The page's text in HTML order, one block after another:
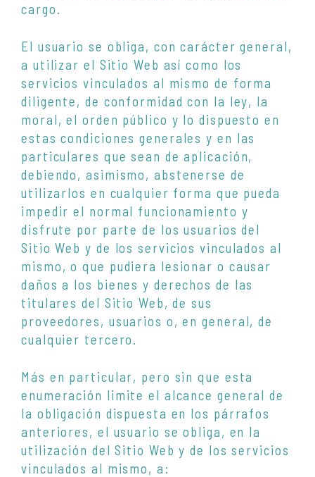
cargo.
El usuario se obliga, con carácter general,
a utilizar el Sitio Web así como los
servicios vinculados al mismo de forma
diligente, de conformidad con la ley, la
moral, el orden público y lo dispuesto en
estas condiciones generales y en las
particulares que sean de aplicación,
debiendo, asimismo, abstenerse de
utilizarlos en cualquier forma que pueda
impedir el normal funcionamiento y
disfrute por parte de los usuarios del
Sitio Web y de los servicios vinculados al
mismo, o que pudiera lesionar o causar
daños a los bienes y derechos de las
titulares del Sitio Web, de sus
proveedores, usuarios o, en general, de
cualquier tercero.
Más en particular, pero sin que esta
enumeración limite el alcance general de
la obligación dispuesta en los párrafos
anteriores, el usuario se obliga, en la
utilización del Sitio Web y de los servicios
vinculados al mismo, a: